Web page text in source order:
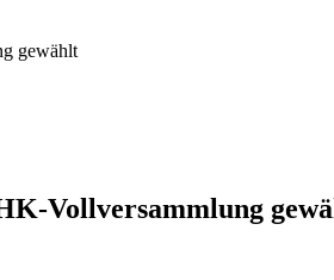
gewählt
Vollversammlung